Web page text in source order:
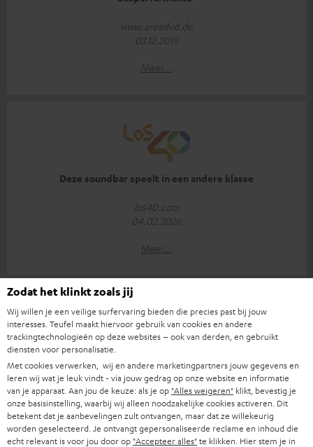
www.areadvd.de
03.12.2019
Meer...
Deze soundbar speelt in een andere klasse
los40.com
04.02.2026
Meer...
Een unieke soundgigant
heraldo.es
24.11.2025
Meer...
Zodat het klinkt zoals jij
Wij willen je een veilige surfervaring bieden die precies past bij jouw
interesses. Teufel maakt hiervoor gebruik van cookies en andere
trackingtechnologieën op deze websites – ook van derden, en gebruikt
diensten voor personalisatie.
Met cookies verwerken, wij en andere marketingpartners jouw gegevens en
leren wij wat je leuk vindt - via jouw gedrag op onze website en informatie
van je apparaat. Aan jou de keuze: als je op "Alles weigeren" klikt, bevestig je
onze basisinstelling, waarbij wij alleen noodzakelijke cookies activeren. Dit
betekent dat je aanbevelingen zult ontvangen, maar dat ze willekeurig
worden geselecteerd. Je ontvangt gepersonaliseerde reclame en inhoud die
echt relevant is voor jou door op "Accepteer alles"te klikken. Hier stem je in